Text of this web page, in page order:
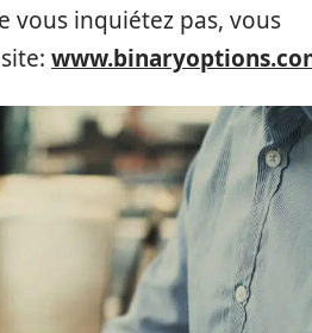
vous inquiétez pas, vous